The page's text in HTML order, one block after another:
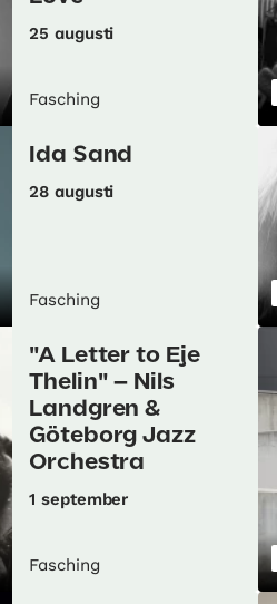
25 augusti
Fasching
Ida Sand
28 augusti
Fasching
"A Letter to Eje
Thelin" – Nils
Landgren &
Göteborg Jazz
Orchestra
1 september
Fasching